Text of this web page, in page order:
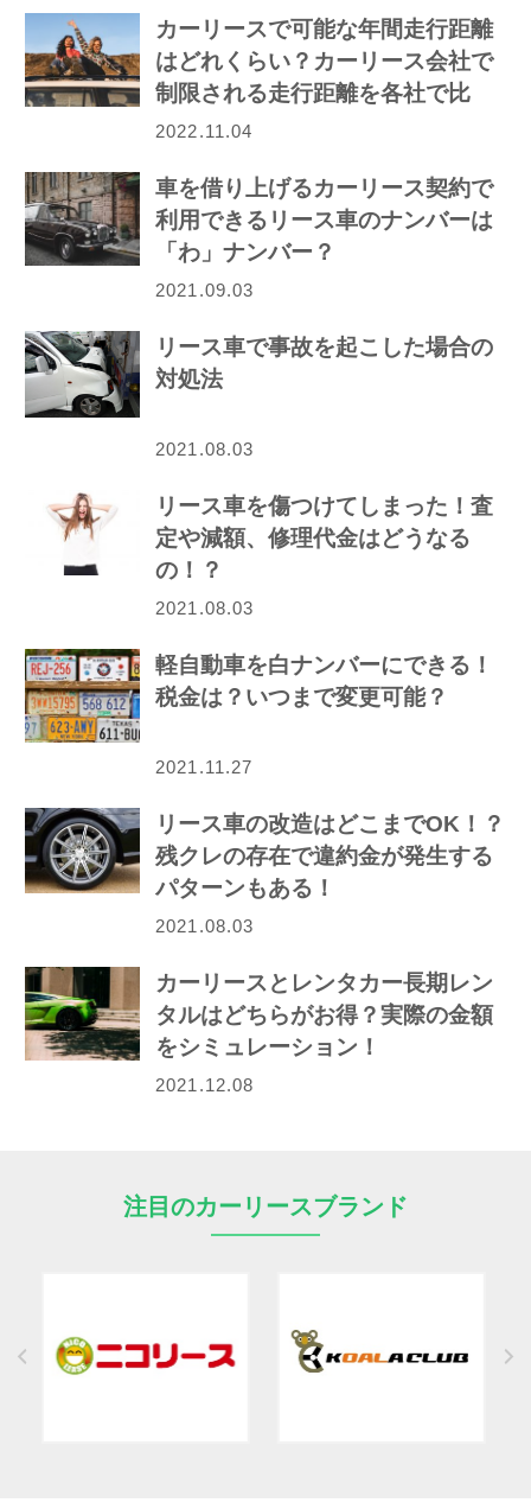
カーリースで可能な年間走行距離
はどれくらい？カーリース会社で
制限される走行距離を各社で比
較！
2022.11.04
車を借り上げるカーリース契約で
利用できるリース車のナンバーは
「わ」ナンバー？
2021.09.03
リース車で事故を起こした場合の
対処法
2021.08.03
リース車を傷つけてしまった！査
定や減額、修理代金はどうなる
の！？
2021.08.03
軽自動車を白ナンバーにできる！
税金は？いつまで変更可能？
2021.11.27
リース車の改造はどこまでOK！？
残クレの存在で違約金が発生する
パターンもある！
2021.08.03
カーリースとレンタカー長期レン
タルはどちらがお得？実際の金額
をシミュレーション！
2021.12.08
注目のカーリースブランド